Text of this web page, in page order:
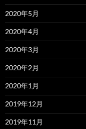
2020年5月
2020年4月
2020年3月
2020年2月
2020年1月
2019年12月
2019年11月